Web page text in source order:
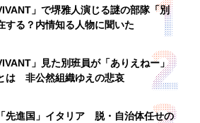
」で堺雅人演じる謎の部隊「別
する？内情知る人物に聞いた
」見た別班員が「ありえねー」
は 非公然組織ゆえの悲哀
先進国」イタリア 脱・自治体任せの